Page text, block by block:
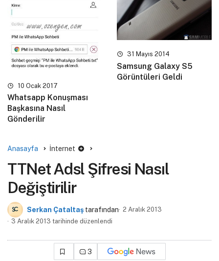
10 Ocak 2017
Whatsapp Konuşması
Başkasına Nasıl
Gönderilir
31 Mayıs 2014
Samsung Galaxy S5
Görüntüleri Geldi
Anasayfa İnternet
TTNet Adsl Şifresi Nasıl
Değiştirilir
Serkan Çataltaş tarafından 2 Aralık 2013
3 Aralık 2013 tarihinde düzenlendi
3